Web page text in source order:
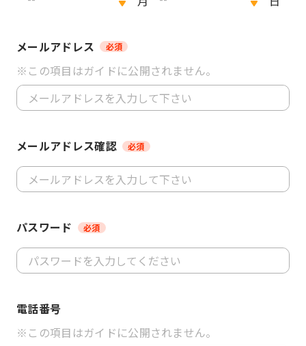
メールアドレス 必須
※この項目はガイドに公開されません。
メールアドレス確認 必須
パスワード 必須
電話番号
※この項目はガイドに公開されません。